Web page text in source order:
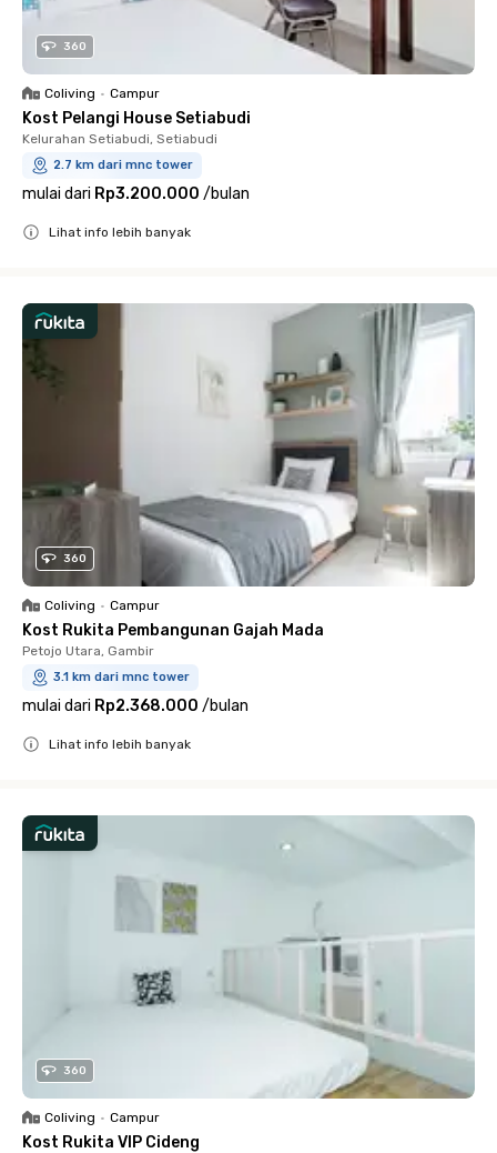
360
Coliving • Campur
Kost Pelangi House Setiabudi
Kelurahan Setiabudi, Setiabudi
2.7 km dari mnc tower
mulai dari Rp3.200.000 /bulan
Lihat info lebih banyak
360
Coliving • Campur
Kost Rukita Pembangunan Gajah Mada
Petojo Utara, Gambir
3.1 km dari mnc tower
mulai dari Rp2.368.000 /bulan
Lihat info lebih banyak
360
Coliving • Campur
Kost Rukita VIP Cideng